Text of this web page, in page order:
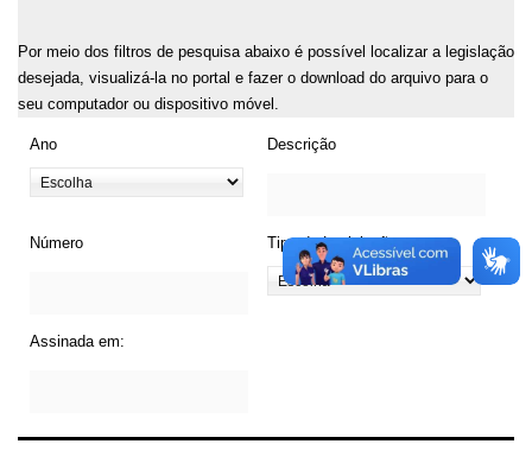
Por meio dos filtros de pesquisa abaixo é possível localizar a legislação
desejada, visualizá-la no portal e fazer o download do arquivo para o
seu computador ou dispositivo móvel.
Ano Descrição
Número Tipo de Legislação
Assinada em: